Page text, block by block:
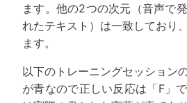
ます。他の2つの次元（音声で
れたテキスト）は一致しており
ます。
以下のトレーニングセッション
が青なので正しい反応は「F」